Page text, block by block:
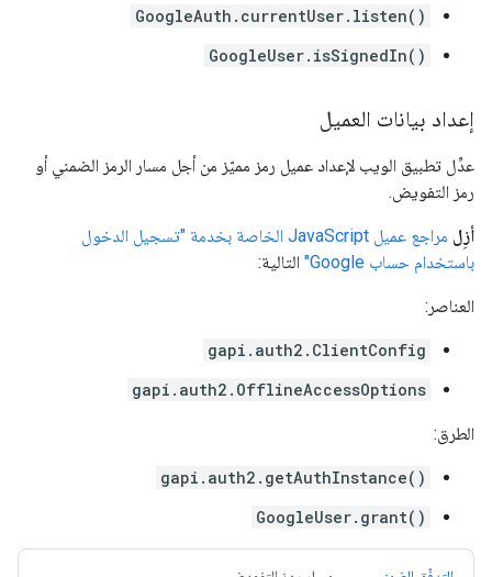
GoogleAuth.currentUser.listen()
GoogleUser.isSignedIn()
إعداد بيانات العميل
عدِّل تطبيق الويب لإعداد عميل رمز مميّز من أجل مسار الرمز الضمني أو
رمز التفويض.
أزِل
مراجع عميل JavaScript الخاصة بخدمة "تسجيل الدخول
باستخدام حساب Google"
التالية:
العناصر:
gapi.auth2.ClientConfig
gapi.auth2.OfflineAccessOptions
الطرق:
gapi.auth2.getAuthInstance()
GoogleUser.grant()